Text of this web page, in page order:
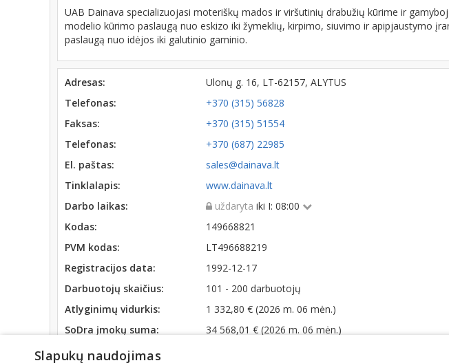
UAB Dainava specializuojasi moteriškų mados ir viršutinių drabužių kūrime ir
modelio kūrimo paslaugą nuo eskizo iki žymeklių, kirpimo, siuvimo ir apipjaustymo
paslaugą nuo idėjos iki galutinio gaminio.
Adresas:
Ulonų g. 16, LT-62157, ALYTUS
Telefonas:
+370 (315) 56828
Faksas:
+370 (315) 51554
Telefonas:
+370 (687) 22985
El. paštas:
sales@dainava.lt
Tinklalapis:
www.dainava.lt
Darbo laikas:
uždaryta iki I: 08:00
Kodas:
149668821
PVM kodas:
LT496688219
Registracijos data:
1992-12-17
Darbuotojų skaičius:
101 - 200 darbuotojų
Atlyginimų vidurkis:
1 332,80 € (2026 m. 06 mėn.)
SoDra įmokų suma:
34 568,01 € (2026 m. 06 mėn.)
Apyvarta:
Slapukų naudojimas